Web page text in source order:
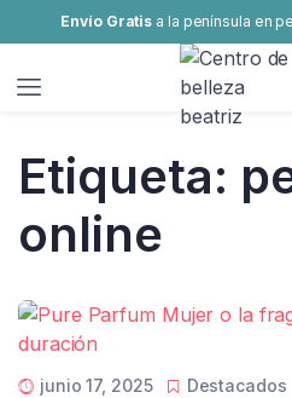
Envío Gratis a la península en
Etiqueta:
online
junio 17, 2025
Destacados